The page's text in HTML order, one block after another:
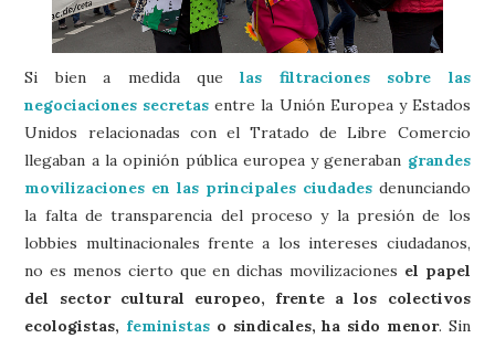
Si bien a medida quelas filtraciones sobre las
negociaciones secretas entre la Unión Europea y Estados
Unidos relacionadas con el Tratado de Libre Comercio
llegaban a la opinión pública europea y generaban grandes
movilizaciones en las principales ciudadesdenunciando
la falta de transparencia del proceso y la presión de los
lobbies multinacionales frente a los intereses ciudadanos,
no es menos cierto que en dichas movilizaciones el papel
del sector cultural europeo, frente a los colectivos
ecologistas, feministas o sindicales, ha sido menor. Sin